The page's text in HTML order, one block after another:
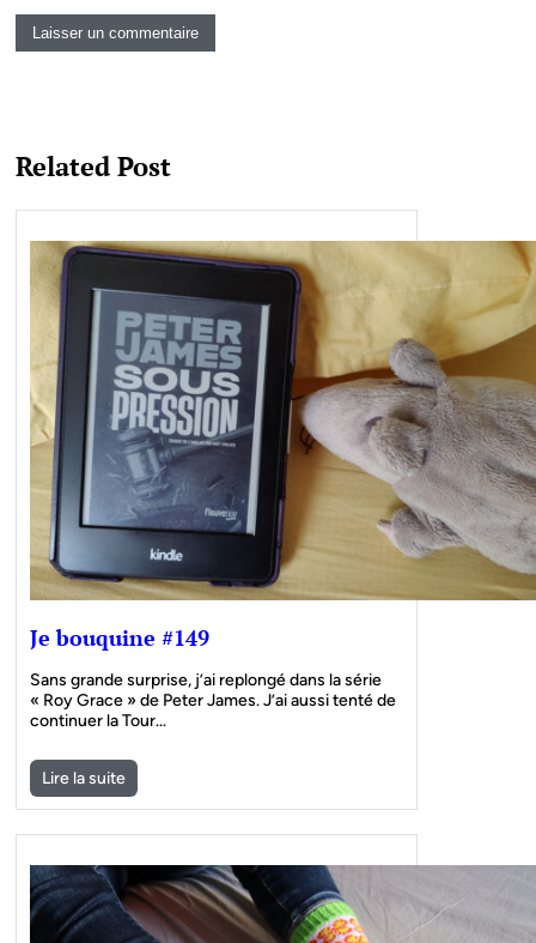
Related Post
Je bouquine #149
Sans grande surprise, j’ai replongé dans la série
« Roy Grace » de Peter James. J’ai aussi tenté de
continuer la Tour…
Lire la suite